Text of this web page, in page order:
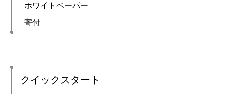
ホワイトペーパー
寄付
クイックスタート